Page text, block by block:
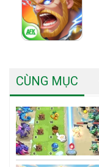
CÙNG MỤC